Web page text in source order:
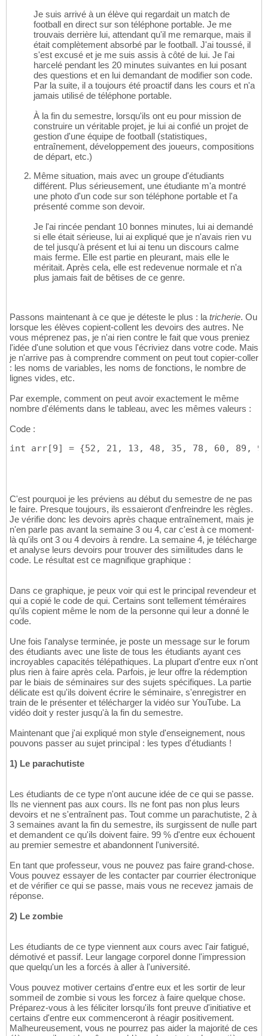
Je suis arrivé à un élève qui regardait un match de
football en direct sur son téléphone portable. Je me
trouvais derrière lui, attendant qu'il me remarque, mais il
était complètement absorbé par le football. J'ai toussé, il
s'est excusé et je me suis assis à côté de lui. Je l'ai
harcelé pendant les 20 minutes suivantes en lui posant
des questions et en lui demandant de modifier son code.
Par la suite, il a toujours été proactif dans les cours et n'a
jamais utilisé de téléphone portable.
À la fin du semestre, lorsqu'ils ont eu pour mission de
construire un véritable projet, je lui ai confié un projet de
gestion d'une équipe de football (statistiques,
entraînement, développement des joueurs, compositions
de départ, etc.)
Même situation, mais avec un groupe d'étudiants
différent. Plus sérieusement, une étudiante m'a montré
une photo d'un code sur son téléphone portable et l'a
présenté comme son devoir.
Je l'ai rincée pendant 10 bonnes minutes, lui ai demandé
si elle était sérieuse, lui ai expliqué que je n'avais rien vu
de tel jusqu'à présent et lui ai tenu un discours calme
mais ferme. Elle est partie en pleurant, mais elle le
méritait. Après cela, elle est redevenue normale et n'a
plus jamais fait de bêtises de ce genre.
Passons maintenant à ce que je déteste le plus : la tricherie. Ou
lorsque les élèves copient-collent les devoirs des autres. Ne
vous méprenez pas, je n'ai rien contre le fait que vous preniez
l'idée d'une solution et que vous l'écriviez dans votre code. Mais
je n'arrive pas à comprendre comment on peut tout copier-coller
: les noms de variables, les noms de fonctions, le nombre de
lignes vides, etc.
Par exemple, comment on peut avoir exactement le même
nombre d'éléments dans le tableau, avec les mêmes valeurs :
Code :
int arr[9] = {52, 21, 13, 48, 35, 78, 60, 89,
C'est pourquoi je les préviens au début du semestre de ne pas
le faire. Presque toujours, ils essaieront d'enfreindre les règles.
Je vérifie donc les devoirs après chaque entraînement, mais je
n'en parle pas avant la semaine 3 ou 4, car c'est à ce moment-
là qu'ils ont 3 ou 4 devoirs à rendre. La semaine 4, je télécharge
et analyse leurs devoirs pour trouver des similitudes dans le
code. Le résultat est ce magnifique graphique :
Dans ce graphique, je peux voir qui est le principal revendeur et
qui a copié le code de qui. Certains sont tellement téméraires
qu'ils copient même le nom de la personne qui leur a donné le
code.
Une fois l'analyse terminée, je poste un message sur le forum
des étudiants avec une liste de tous les étudiants ayant ces
incroyables capacités télépathiques. La plupart d'entre eux n'ont
plus rien à faire après cela. Parfois, je leur offre la rédemption
par le biais de séminaires sur des sujets spécifiques. La partie
délicate est qu'ils doivent écrire le séminaire, s'enregistrer en
train de le présenter et télécharger la vidéo sur YouTube. La
vidéo doit y rester jusqu'à la fin du semestre.
Maintenant que j'ai expliqué mon style d'enseignement, nous
pouvons passer au sujet principal : les types d'étudiants !
1) Le parachutiste
Les étudiants de ce type n'ont aucune idée de ce qui se passe.
Ils ne viennent pas aux cours. Ils ne font pas non plus leurs
devoirs et ne s'entraînent pas. Tout comme un parachutiste, 2 à
3 semaines avant la fin du semestre, ils surgissent de nulle part
et demandent ce qu'ils doivent faire. 99 % d'entre eux échouent
au premier semestre et abandonnent l'université.
En tant que professeur, vous ne pouvez pas faire grand-chose.
Vous pouvez essayer de les contacter par courrier électronique
et de vérifier ce qui se passe, mais vous ne recevez jamais de
réponse.
2) Le zombie
Les étudiants de ce type viennent aux cours avec l'air fatigué,
démotivé et passif. Leur langage corporel donne l'impression
que quelqu'un les a forcés à aller à l'université.
Vous pouvez motiver certains d'entre eux et les sortir de leur
sommeil de zombie si vous les forcez à faire quelque chose.
Préparez-vous à les féliciter lorsqu'ils font preuve d'initiative et
certains d'entre eux commenceront à réagir positivement.
Malheureusement, vous ne pourrez pas aider la majorité de ces